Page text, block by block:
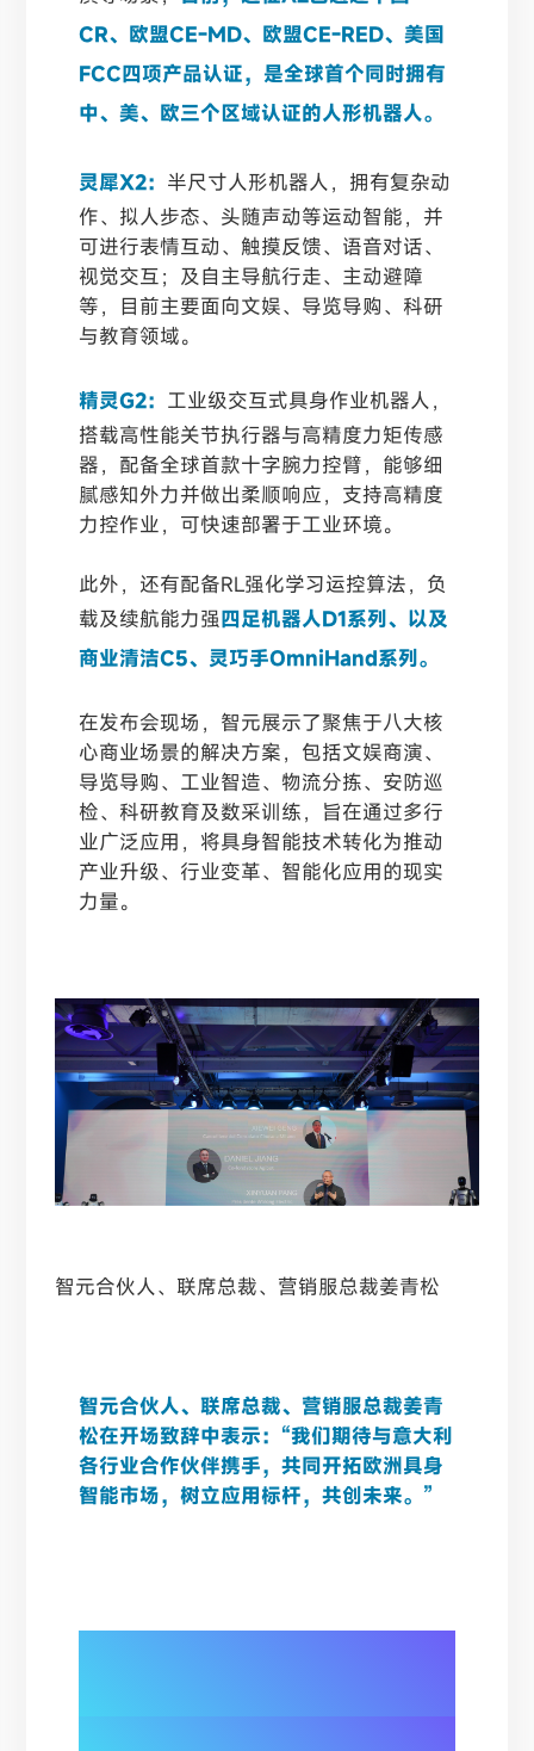
CR、欧盟CE-MD、欧盟CE-RED、美国
FCC四项产品认证，是全球首个同时拥有
中、美、欧三个区域认证的人形机器人。
灵犀X2： 半尺寸人形机器人，拥有复杂动
作、拟人步态、头随声动等运动智能，并
可进行表情互动、触摸反馈、语音对话、
视觉交互；及自主导航行走、主动避障
等，目前主要面向文娱、导览导购、科研
与教育领域。
精灵G2： 工业级交互式具身作业机器人，
搭载高性能关节执行器与高精度力矩传感
器，配备全球首款十字腕力控臂，能够细
腻感知外力并做出柔顺响应，支持高精度
力控作业，可快速部署于工业环境。
此外，还有配备RL强化学习运控算法，负
载及续航能力强四足机器人D1系列、以及
商业清洁C5、灵巧手OmniHand系列。
在发布会现场，智元展示了聚焦于八大核
心商业场景的解决方案，包括文娱商演、
导览导购、工业智造、物流分拣、安防巡
检、科研教育及数采训练，旨在通过多行
业广泛应用，将具身智能技术转化为推动
产业升级、行业变革、智能化应用的现实
力量。
智元合伙人、联席总裁、营销服总裁姜青松
智元合伙人、联席总裁、营销服总裁姜青
松在开场致辞中表示：“我们期待与意大利
各行业合作伙伴携手，共同开拓欧洲具身
智能市场，树立应用标杆，共创未来。”